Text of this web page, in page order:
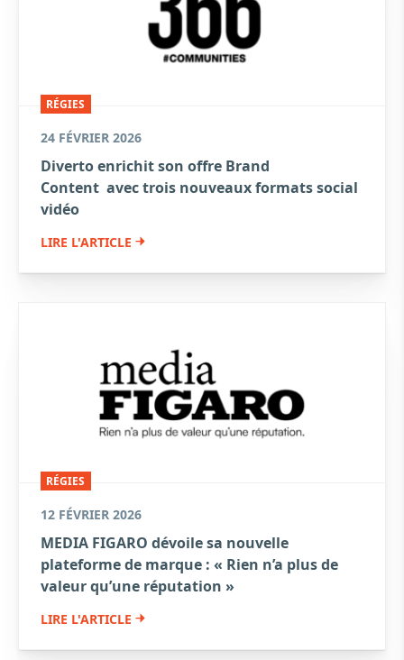
RÉGIES
24 FÉVRIER 2026
Diverto enrichit son offre Brand
Content avec trois nouveaux formats social
vidéo
LIRE L'ARTICLE
RÉGIES
12 FÉVRIER 2026
MEDIA FIGARO dévoile sa nouvelle
plateforme de marque : « Rien n’a plus de
valeur qu’une réputation »
LIRE L'ARTICLE